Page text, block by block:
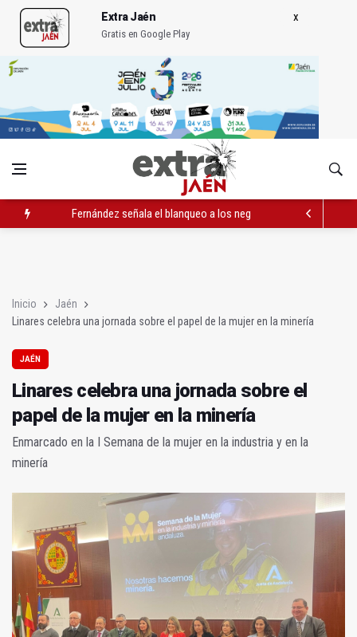
Extra Jaén
Gratis en Google Play
Fernández señala el blanqueo a los negacionistas de la
Inicio
Jaén
Linares celebra una jornada sobre el papel de la mujer en la minería
JAÉN
Linares celebra una jornada sobre el
papel de la mujer en la minería
Enmarcado en la I Semana de la mujer en la industria y en la
minería